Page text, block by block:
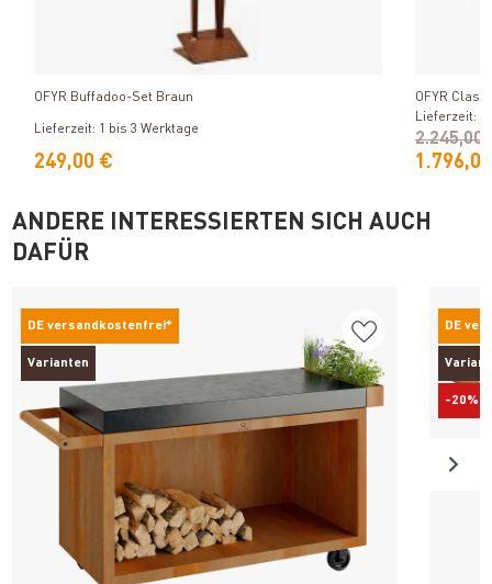
Produkt ansehen
OFYR Buffadoo-Set Braun
Lieferzeit: 1 bis 3 Werktage
249,00 €
OFYR
Lieferzeit: 1
2.245,00
ANDERE INTERESSIERTEN SICH AUCH
DAFÜR
DE versandkostenfrei*
Varianten
DE
-20%